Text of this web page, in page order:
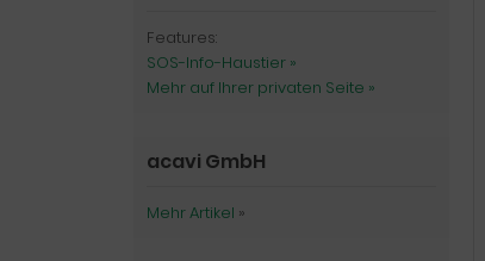
Features:
SOS-Info-Haustier »
Mehr auf Ihrer privaten Seite »
acavi GmbH
Mehr Artikel »